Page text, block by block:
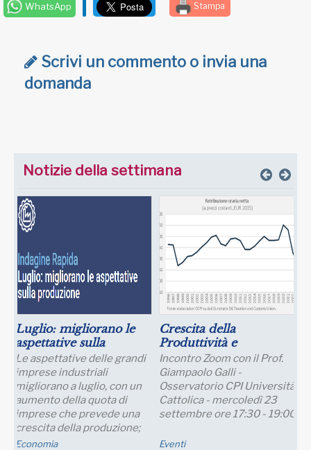
WhatsApp Stampa
Scrivi un commento o invia una
domanda
Notizie della settimana
Luglio: migliorano le
aspettative sulla
produzione
Le aspettative delle grandi
imprese industriali
migliorano a luglio, con un
aumento della quota di
imprese che prevede una
crescita della produzione;
nei..
Economia
Crescita della
Produttività e
Prospettive Salariali
Incontro Zoom con il Prof.
Giampaolo Galli -
Osservatorio CPI Università
Cattolica - mercoledì 23
settembre ore 17:30 - 19:00
Eventi